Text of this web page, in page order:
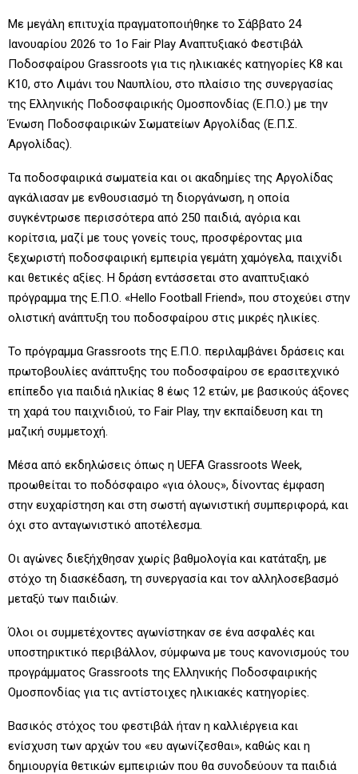
Με μεγάλη επιτυχία πραγματοποιήθηκε το Σάββατο 24
Ιανουαρίου 2026 το 1ο Fair Play Αναπτυξιακό Φεστιβάλ
Ποδοσφαίρου Grassroots για τις ηλικιακές κατηγορίες Κ8 και
Κ10, στο Λιμάνι του Ναυπλίου, στο πλαίσιο της συνεργασίας
της Ελληνικής Ποδοσφαιρικής Ομοσπονδίας (Ε.Π.Ο.) με την
Ένωση Ποδοσφαιρικών Σωματείων Αργολίδας (Ε.Π.Σ.
Αργολίδας).
Τα ποδοσφαιρικά σωματεία και οι ακαδημίες της Αργολίδας
αγκάλιασαν με ενθουσιασμό τη διοργάνωση, η οποία
συγκέντρωσε περισσότερα από 250 παιδιά, αγόρια και
κορίτσια, μαζί με τους γονείς τους, προσφέροντας μια
ξεχωριστή ποδοσφαιρική εμπειρία γεμάτη χαμόγελα, παιχνίδι
και θετικές αξίες. Η δράση εντάσσεται στο αναπτυξιακό
πρόγραμμα της Ε.Π.Ο. «Hello Football Friend», που στοχεύει στην
ολιστική ανάπτυξη του ποδοσφαίρου στις μικρές ηλικίες.
Το πρόγραμμα Grassroots της Ε.Π.Ο. περιλαμβάνει δράσεις και
πρωτοβουλίες ανάπτυξης του ποδοσφαίρου σε ερασιτεχνικό
επίπεδο για παιδιά ηλικίας 8 έως 12 ετών, με βασικούς άξονες
τη χαρά του παιχνιδιού, το Fair Play, την εκπαίδευση και τη
μαζική συμμετοχή.
Μέσα από εκδηλώσεις όπως η UEFA Grassroots Week,
προωθείται το ποδόσφαιρο «για όλους», δίνοντας έμφαση
στην ευχαρίστηση και στη σωστή αγωνιστική συμπεριφορά, και
όχι στο ανταγωνιστικό αποτέλεσμα.
Οι αγώνες διεξήχθησαν χωρίς βαθμολογία και κατάταξη, με
στόχο τη διασκέδαση, τη συνεργασία και τον αλληλοσεβασμό
μεταξύ των παιδιών.
Όλοι οι συμμετέχοντες αγωνίστηκαν σε ένα ασφαλές και
υποστηρικτικό περιβάλλον, σύμφωνα με τους κανονισμούς του
προγράμματος Grassroots της Ελληνικής Ποδοσφαιρικής
Ομοσπονδίας για τις αντίστοιχες ηλικιακές κατηγορίες.
Βασικός στόχος του φεστιβάλ ήταν η καλλιέργεια και
ενίσχυση των αρχών του «ευ αγωνίζεσθαι», καθώς και η
δημιουργία θετικών εμπειριών που θα συνοδεύουν τα παιδιά